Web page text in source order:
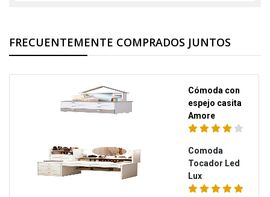
FRECUENTEMENTE COMPRADOS JUNTOS
Cómoda con
espejo casita
Amore
Comoda
Tocador Led
Lux